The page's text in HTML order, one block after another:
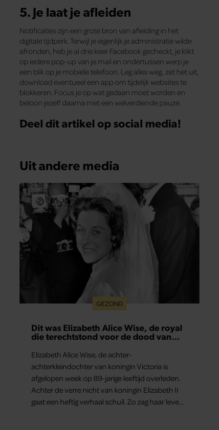
5. Je laat je afleiden
Notificaties zijn een grote bron van afleiding in het
digitale tijdperk. Terwijl je eigenlijk je administratie wilde
afronden, heb je al drie keer Facebook gecheckt, je klikt
op iedere pop-up van je mail en ondertussen werp je
een blik op je mobiele telefoon. Leg alles weg, zet het uit,
download eventueel een app om tijdelijk websites te
blokkeren. Focus je op wat gedaan moet worden en
beloon jezelf daarna met een welverdiende pauze.
Deel dit artikel op social media!
Uit andere media
GEZOND
Dit was Elizabeth Alice Wise, de royal
die terechtstond voor de dood van
Elizabeth Alice Wise, de achter-
achterkleindochter van koningin Victoria is
afgelopen week op 89-jarige leeftijd overleden.
Achter de verre nicht van koningin Elizabeth II
gaat een heftig verhaal schuil. Zo zag haar leven